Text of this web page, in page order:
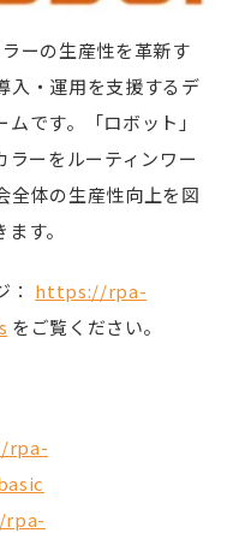
ーの生産性を革新す
入・運用を支援するデ
です。「ロボット」
ラーをルーティンワー
全体の生産性向上を図
す。
： https://rpa-
をご覧ください。
rpa-